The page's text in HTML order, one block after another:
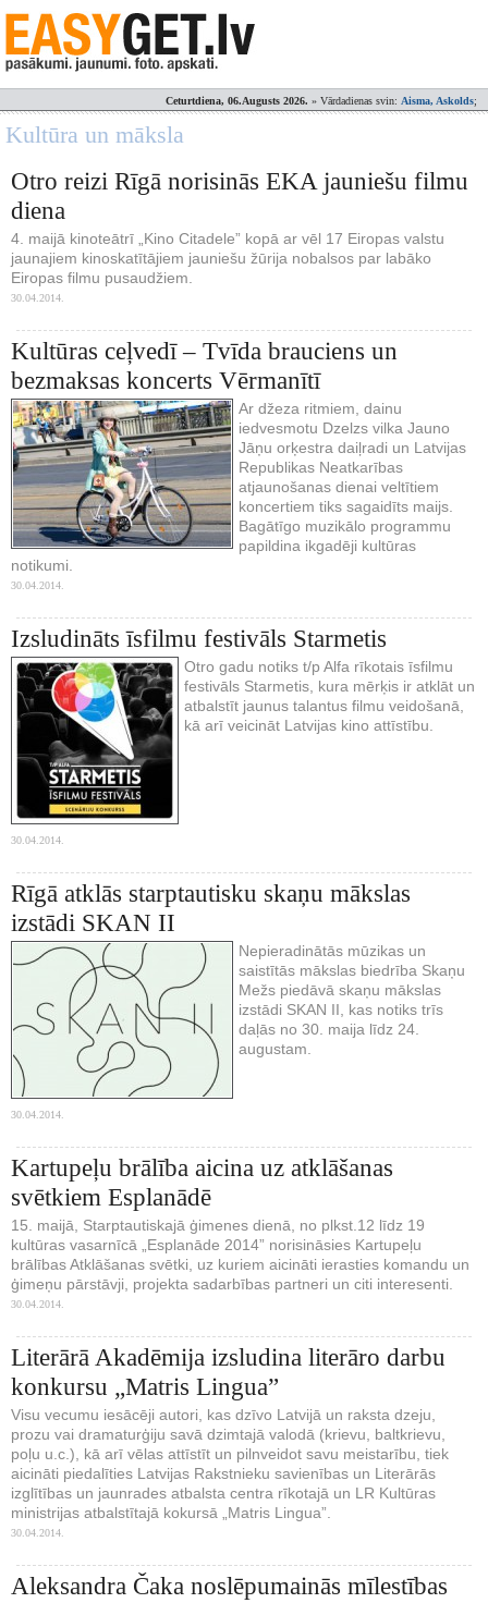
Ceturtdiena, 06.Augusts 2026. » Vārdadienas svin: Aisma, Askolds;
Kultūra un māksla
Otro reizi Rīgā norisinās EKA jauniešu filmu
diena
4. maijā kinoteātrī „Kino Citadele” kopā ar vēl 17 Eiropas valstu
jaunajiem kinoskatītājiem jauniešu žūrija nobalsos par labāko
Eiropas filmu pusaudžiem.
30.04.2014.
Kultūras ceļvedī – Tvīda brauciens un
bezmaksas koncerts Vērmanītī
Ar džeza ritmiem, dainu
iedvesmotu Dzelzs vilka Jauno
Jāņu orķestra daiļradi un Latvijas
Republikas Neatkarības
atjaunošanas dienai veltītiem
koncertiem tiks sagaidīts maijs.
Bagātīgo muzikālo programmu
papildina ikgadēji kultūras
notikumi.
30.04.2014.
Izsludināts īsfilmu festivāls Starmetis
Otro gadu notiks t/p Alfa rīkotais īsfilmu
festivāls Starmetis, kura mērķis ir atklāt un
atbalstīt jaunus talantus filmu veidošanā,
kā arī veicināt Latvijas kino attīstību.
30.04.2014.
Rīgā atklās starptautisku skaņu mākslas
izstādi SKAN II
Nepieradinātās mūzikas un
saistītās mākslas biedrība Skaņu
Mežs piedāvā skaņu mākslas
izstādi SKAN II, kas notiks trīs
daļās no 30. maija līdz 24.
augustam.
30.04.2014.
Kartupeļu brālība aicina uz atklāšanas
svētkiem Esplanādē
15. maijā, Starptautiskajā ģimenes dienā, no plkst.12 līdz 19
kultūras vasarnīcā „Esplanāde 2014” norisināsies Kartupeļu
brālības Atklāšanas svētki, uz kuriem aicināti ierasties komandu un
ģimeņu pārstāvji, projekta sadarbības partneri un citi interesenti.
30.04.2014.
Literārā Akadēmija izsludina literāro darbu
konkursu „Matris Lingua”
Visu vecumu iesācēji autori, kas dzīvo Latvijā un raksta dzeju,
prozu vai dramaturģiju savā dzimtajā valodā (krievu, baltkrievu,
poļu u.c.), kā arī vēlas attīstīt un pilnveidot savu meistarību, tiek
aicināti piedalīties Latvijas Rakstnieku savienības un Literārās
izglītības un jaunrades atbalsta centra rīkotajā un LR Kultūras
ministrijas atbalstītajā kokursā „Matris Lingua”.
30.04.2014.
Aleksandra Čaka noslēpumainās mīlestības